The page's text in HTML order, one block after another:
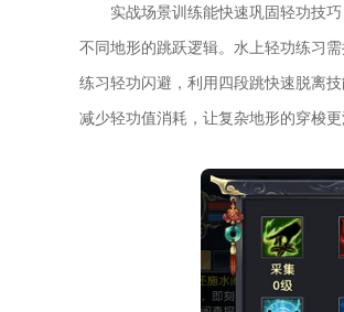
实战场景训练能快速巩固轻功技
不同地形的跳跃逻辑。水上轻功练习
练习轻功闪避，利用四段跳快速脱离
减少轻功值消耗，让复杂地形的穿梭